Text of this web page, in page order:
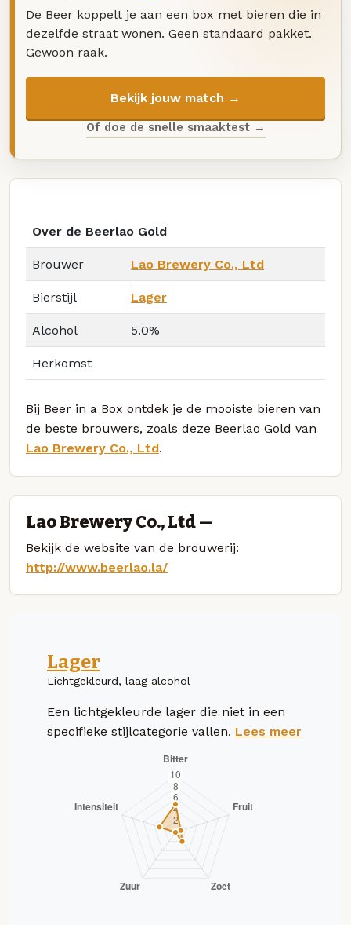
De Beer koppelt je aan een box met bieren die in
dezelfde straat wonen. Geen standaard pakket.
Gewoon raak.
Bekijk jouw match →
Of doe de snelle smaaktest →
Over de Beerlao Gold
Brouwer Lao Brewery Co., Ltd
Bierstijl Lager
Alcohol 5.0%
Herkomst
Bij Beer in a Box ontdek je de mooiste bieren van
de beste brouwers, zoals deze Beerlao Gold van
Lao Brewery Co., Ltd.
Lao Brewery Co., Ltd —
Bekijk de website van de brouwerij:
http://www.beerlao.la/
Lager
Lichtgekleurd, laag alcohol
Een lichtgekleurde lager die niet in een
specifieke stijlcategorie vallen. Lees meer